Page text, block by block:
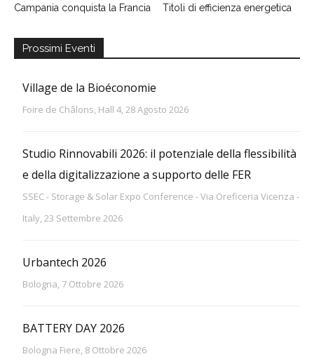
Campania conquista la Francia
Titoli di efficienza energetica
Prossimi Eventi
Village de la Bioéconomie
Foire de Châlons, Hall 4, 28 Agosto 2026
Studio Rinnovabili 2026: il potenziale della flessibilità
e della digitalizzazione a supporto delle FER
SSEC - Storage & Solar Expo Conference - Via Oreficeria Vicenza -
Italy, 23 Settembre 2026
Urbantech 2026
Bologna, 7 Ottobre 2026
BATTERY DAY 2026
Bologna Fiere, 8 Ottobre 2026